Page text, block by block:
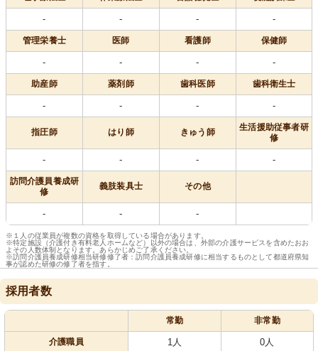
- - - -
管理栄養士 医師 看護師 保健師
- - - -
助産師 薬剤師 歯科医師 歯科衛生士
- - - -
指圧師 はり師 きゅう師
生活援助従事者研
修
- - - -
訪問介護員養成研
修
義肢装具士 その他
- - -
※１人の従業員が複数の資格を取得している場合があります。
※特定施設（介護付き有料老人ホームなど）以外の場合は、外部の介護サービスを含めたおお
よその人数体制となります。あらかじめご了承ください。
※訪問介護員養成研修相当研修修了者：訪問介護員養成研修に相当するものとして都道府県知
事が認めた研修の修了者を指す。
採用者数
常勤 非常勤
介護職員 1人 0人